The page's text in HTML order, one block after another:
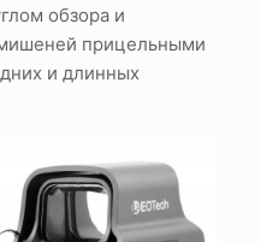
обзора и
прицельными
и длинных